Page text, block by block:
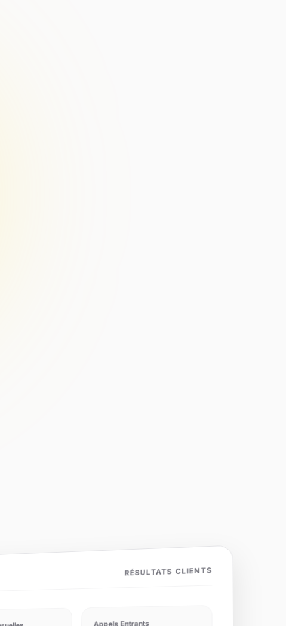
RÉSULTATS CLIENTS
Appels Entrants